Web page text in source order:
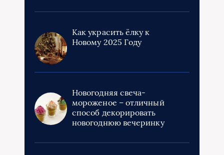
Как украсить ёлку к
Новому 2025 Году
Новогодняя свеча-
мороженое – отличный
способ декорировать
новогоднюю вечеринку